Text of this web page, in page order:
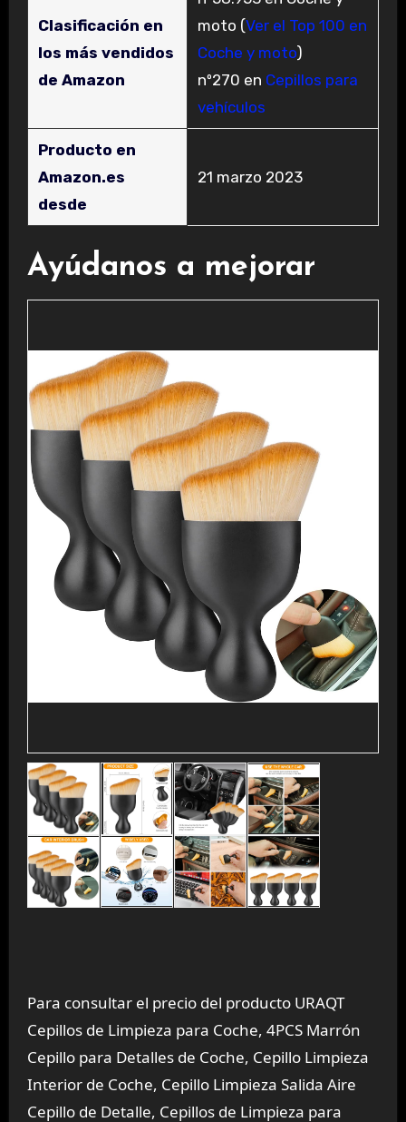
Clasificación en
los más vendidos
de Amazon
moto (Ver el Top 100 en
Coche y moto)
nº270 en Cepillos para
vehículos
Producto en
Amazon.es
desde
21 marzo 2023
Ayúdanos a mejorar
Para consultar el precio del producto URAQT
Cepillos de Limpieza para Coche, 4PCS Marrón
Cepillo para Detalles de Coche, Cepillo Limpieza
Interior de Coche, Cepillo Limpieza Salida Aire
Cepillo de Detalle, Cepillos de Limpieza para